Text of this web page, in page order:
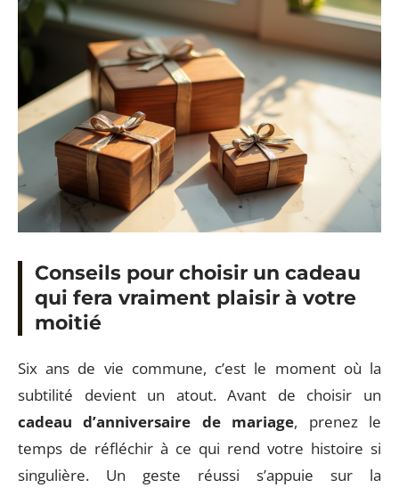
Conseils pour choisir un cadeau
qui fera vraiment plaisir à votre
moitié
Six ans de vie commune, c’est le moment où la
subtilité devient un atout. Avant de choisir un
cadeau d’anniversaire de mariage, prenez le
temps de réfléchir à ce qui rend votre histoire si
singulière. Un geste réussi s’appuie sur la